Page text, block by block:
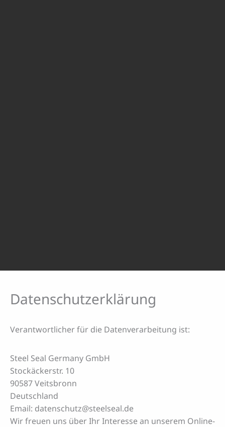
Datenschutzerklärung
Verantwortlicher für die Datenverarbeitung ist:
Steel Seal Germany GmbH
Stockäckerstr. 10
90587 Veitsbronn
Deutschland
Email: datenschutz@steelseal.de
Wir freuen uns über Ihr Interesse an unserem Online-